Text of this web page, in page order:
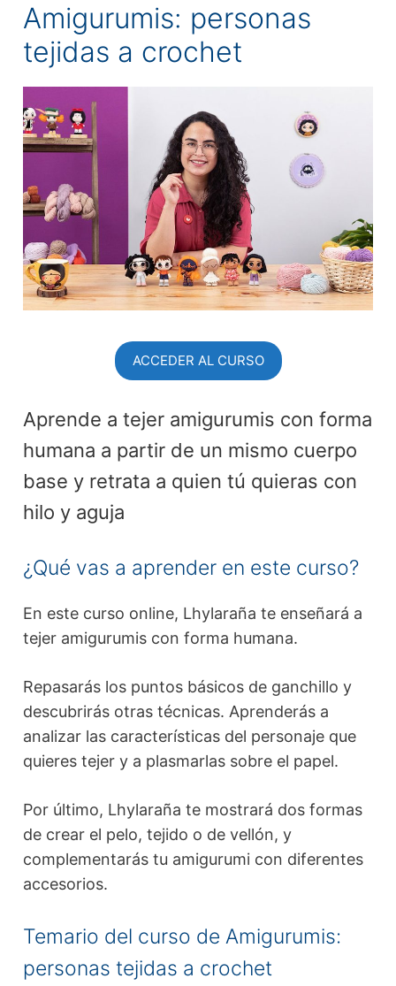
Amigurumis: personas
tejidas a crochet
ACCEDER AL CURSO
Aprende a tejer amigurumis con forma
humana a partir de un mismo cuerpo
base y retrata a quien tú quieras con
hilo y aguja
¿Qué vas a aprender en este curso?
En este curso online, Lhylaraña te enseñará a
tejer amigurumis con forma humana.
Repasarás los puntos básicos de ganchillo y
descubrirás otras técnicas. Aprenderás a
analizar las características del personaje que
quieres tejer y a plasmarlas sobre el papel.
Por último, Lhylaraña te mostrará dos formas
de crear el pelo, tejido o de vellón, y
complementarás tu amigurumi con diferentes
accesorios.
Temario del curso de Amigurumis:
personas tejidas a crochet